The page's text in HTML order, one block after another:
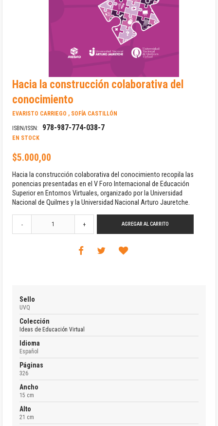
Saltar
al
comienzo
de
la
de
imágenes
Hacia la construcción colaborativa del
conocimiento
EVARISTO CARRIEGO , SOFÍA CASTILLÓN
ISBN/ISSN: 978-987-774-038-7
EN STOCK
$5.000,00
Hacia la construcción colaborativa del conocimiento recopila las
ponencias presentadas en el V Foro Internacional de Educación
Superior en Entornos Virtuales, organizado por la Universidad
Nacional de Quilmes y la Universidad Nacional Arturo Jauretche.
- + AGREGAR AL CARRITO
Sello
UVQ
Colección
Ideas de Educación Virtual
Idioma
Español
Páginas
326
Ancho
15 cm
Alto
21 cm